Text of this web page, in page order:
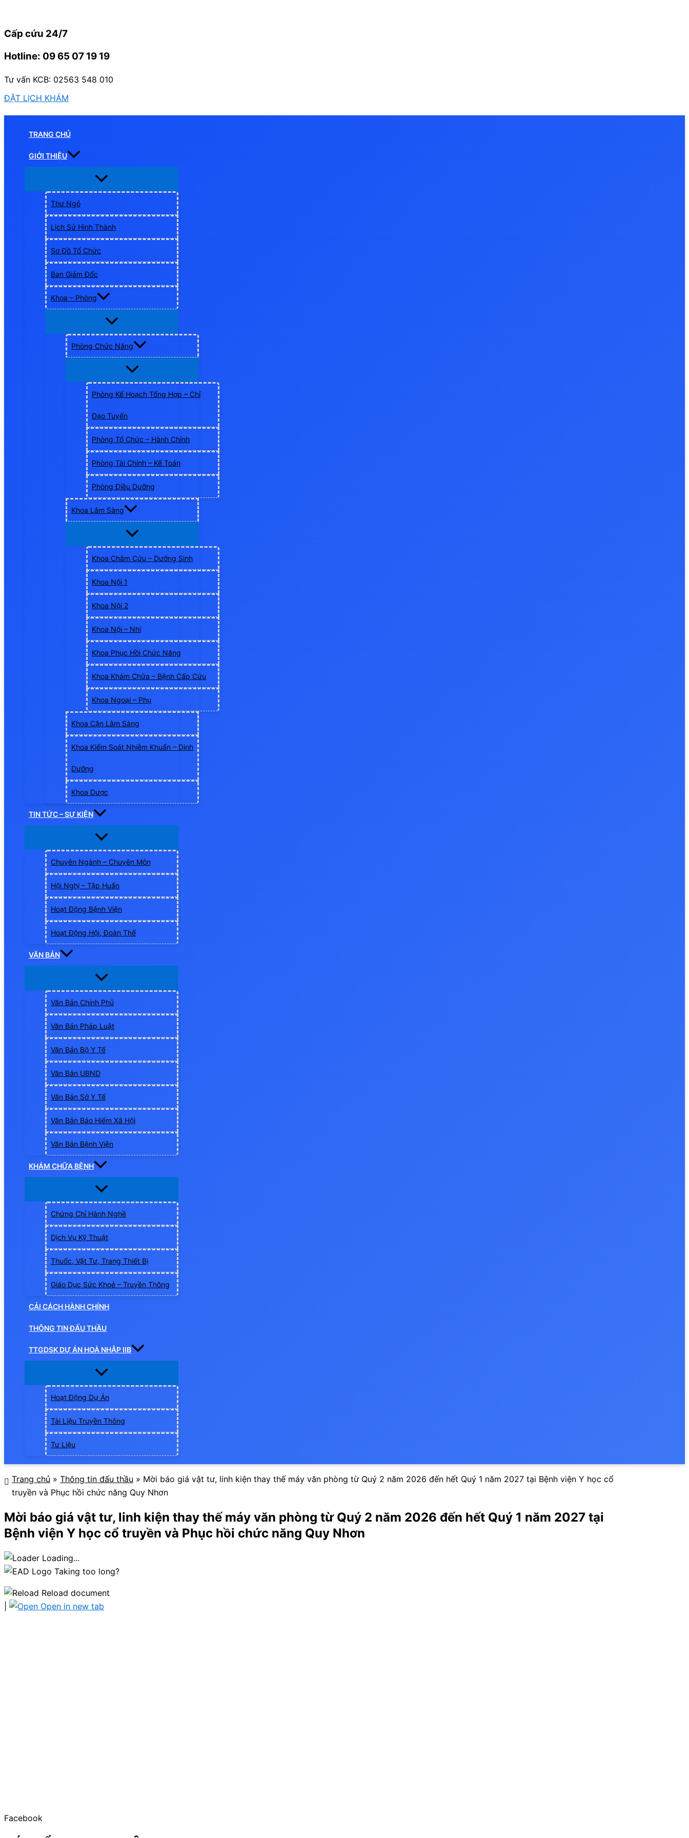
nội
Cấp cứu 24/7
Hotline: 09 65 07 19 19
Tư vấn KCB: 02563 548 010
ĐẶT LỊCH KHÁM
TRANG CHỦ
GIỚI THIỆU
Thư Ngỏ
Lịch Sử Hình Thành
Sơ Đồ Tổ Chức
Ban Giám Đốc
Khoa – Phòng
Phòng Chức Năng
Phòng Kế Hoạch Tổng Hợp – Chỉ
Đạo Tuyến
Phòng Tổ Chức – Hành Chính
Phòng Tài Chính – Kế Toán
Phòng Điều Dưỡng
Khoa Lâm Sàng
Khoa Châm Cứu – Dưỡng Sinh
Khoa Nội 1
Khoa Nội 2
Khoa Nội – Nhi
Khoa Phục Hồi Chức Năng
Khoa Khám Chữa – Bệnh Cấp Cứu
Khoa Ngoại – Phụ
Khoa Cận Lâm Sàng
Khoa Kiểm Soát Nhiễm Khuẩn – Dinh
Dưỡng
Khoa Dược
TIN TỨC – SỰ KIỆN
Chuyên Ngành – Chuyên Môn
Hội Nghị – Tập Huấn
Hoạt Động Bệnh Viện
Hoạt Động Hội, Đoàn Thể
VĂN BẢN
Văn Bản Chính Phủ
Văn Bản Pháp Luật
Văn Bản Bộ Y Tế
Văn Bản UBND
Văn Bản Sở Y Tế
Văn Bản Bảo Hiểm Xã Hội
Văn Bản Bệnh Viện
KHÁM CHỮA BỆNH
Chứng Chỉ Hành Nghề
Dịch Vụ Kỹ Thuật
Thuốc, Vật Tư, Trang Thiết Bị
Giáo Dục Sức Khoẻ – Truyền Thông
CẢI CÁCH HÀNH CHÍNH
THÔNG TIN ĐẤU THẦU
TTGDSK DỰ ÁN HOÀ NHẬP IIB
Hoạt Động Dự Án
Tài Liệu Truyền Thông
Tư Liệu
Trang chủ » Thông tin đấu thầu » Mời báo giá vật tư, linh kiện thay thế máy văn phòng từ Quý 2 năm 2026 đến hết Quý 1 năm 2027 tại Bệnh viện Y học cổ
truyền và Phục hồi chức năng Quy Nhơn
Mời báo giá vật tư, linh kiện thay thế máy văn phòng từ Quý 2 năm 2026 đến hết Quý 1 năm 2027 tại
Bệnh viện Y học cổ truyền và Phục hồi chức năng Quy Nhơn
Loading...
Taking too long?
Reload document
Open in new tab
Facebook